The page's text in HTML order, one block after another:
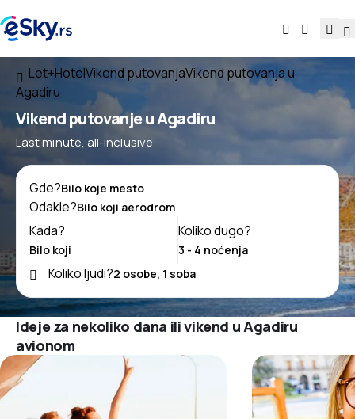
Let+HotelVikend putovanjaVikend putovanja u
Agadiru
Vikend putovanje u Agadiru
Last minute, all-inclusive
Gde?
Odakle?
Kada?
Koliko dugo?
Koliko ljudi?
Ideje za nekoliko dana ili vikend u Agadiru
avionom